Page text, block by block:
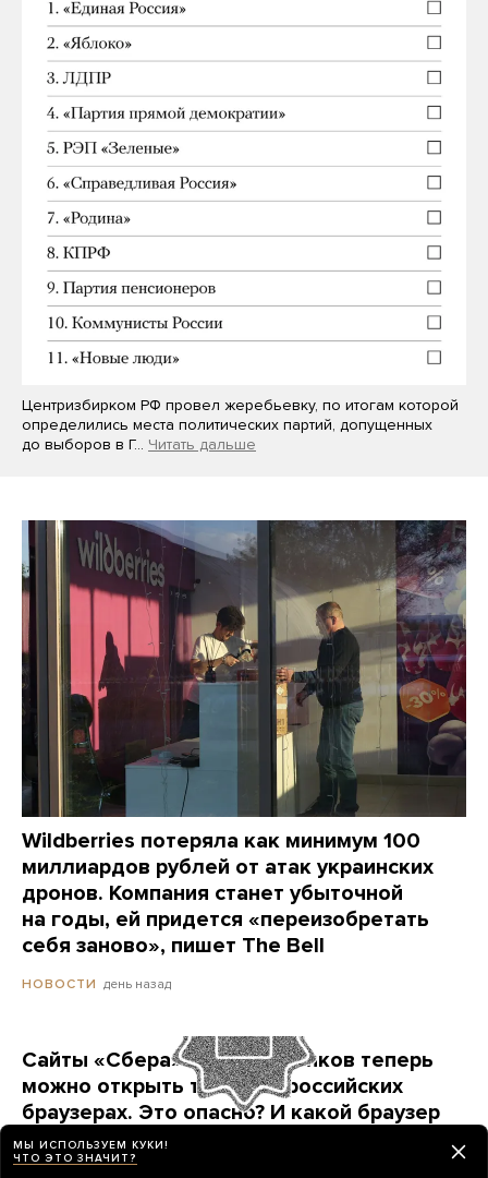
Центризбирком РФ провел жеребьевку, по итогам которой
определились места политических партий, допущенных
до выборов в Г… Читать дальше
Wildberries потеряла как минимум 100
миллиардов рублей от атак украинских
дронов. Компания станет убыточной
на годы, ей придется «переизобретать
себя заново», пишет The Bell
НОВОСТИ день назад
Сайты «Сбера» и других банков теперь
можно открыть только в российских
браузерах. Это опасно? И какой браузер
выбрать?
Короткая инструкция для тех, кто опасается
МЫ ИСПОЛЬЗУЕМ КУКИ!
ЧТО ЭТО ЗНАЧИТ?